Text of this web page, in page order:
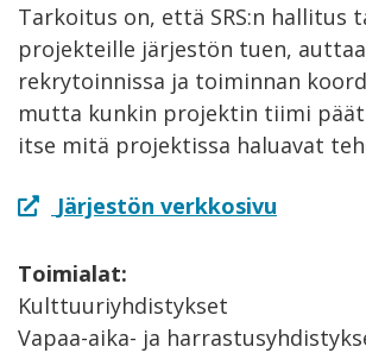
Tarkoitus on, että SRS:n hallitus
projekteille järjestön tuen,
rekrytoinnissa ja toiminnan
mutta kunkin projektin tiimi
itse mitä projektissa haluavat
Järjestön verkkosivu
Toimialat:
Kulttuuriyhdistykset
Vapaa-aika- ja